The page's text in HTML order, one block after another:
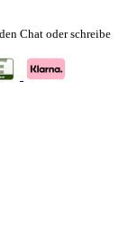
Chat oder schreibe